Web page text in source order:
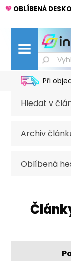
💚 OBLÍBENÁ
Při
Hledat v
Archiv
Oblíbená